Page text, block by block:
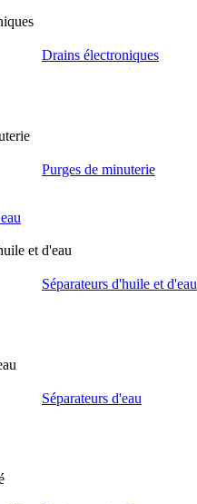
Drains électroniques
Purges de minuterie
et d'eau
Séparateurs d'huile et d'eau
Séparateurs d'eau